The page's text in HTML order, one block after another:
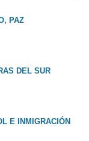
PAZ
DEL SUR
E INMIGRACIÓN